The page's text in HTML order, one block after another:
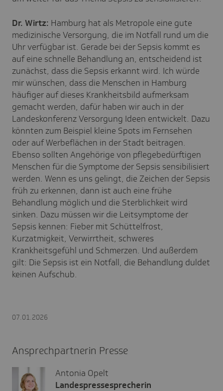
Dr. Wirtz: Hamburg hat als Metropole eine gute
medizinische Versorgung, die im Notfall rund um die
Uhr verfügbar ist. Gerade bei der Sepsis kommt es
auf eine schnelle Behandlung an, entscheidend ist
zunächst, dass die Sepsis erkannt wird. Ich würde
mir wünschen, dass die Menschen in Hamburg
häufiger auf dieses Krankheitsbild aufmerksam
gemacht werden, dafür haben wir auch in der
Landeskonferenz Versorgung Ideen entwickelt. Dazu
könnten zum Beispiel kleine Spots im Fernsehen
oder auf Werbeflächen in der Stadt beitragen.
Ebenso sollten Angehörige von pflegebedürftigen
Menschen für die Symptome der Sepsis sensibilisiert
werden. Wenn es uns gelingt, die Zeichen der Sepsis
früh zu erkennen, dann ist auch eine frühe
Behandlung möglich und die Sterblichkeit wird
sinken. Dazu müssen wir die Leitsymptome der
Sepsis kennen: Fieber mit Schüttelfrost,
Kurzatmigkeit, Verwirrtheit, schweres
Krankheitsgefühl und Schmerzen. Und außerdem
gilt: Die Sepsis ist ein Notfall, die Behandlung duldet
keinen Aufschub.
07.01.2026
Ansprechpartnerin Presse
Antonia Opelt
Landespressesprecherin